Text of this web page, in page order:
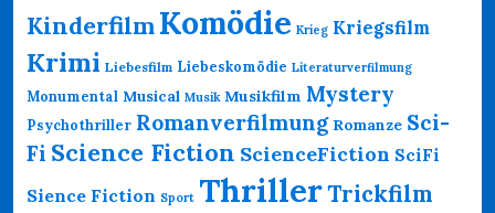
KinderfilmKomödie Krieg Kriegsfilm
Krimi Liebesfilm Liebeskomödie Literaturverfilmung
Monumental Musical Musik Musikfilm Mystery
Psychothriller Romanverfilmung Romanze Sci-
Fi Science Fiction ScienceFiction SciFi
Sience Fiction Sport ThrillerTrickfilm